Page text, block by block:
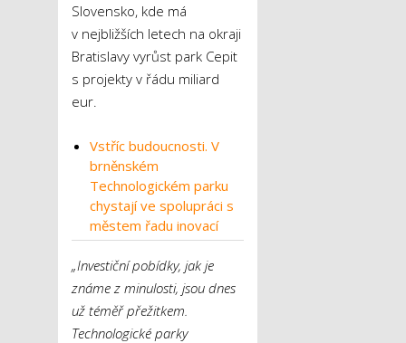
Slovensko, kde má
v nejbližších letech na okraji
Bratislavy vyrůst park Cepit
s projekty v řádu miliard
eur.
Vstříc budoucnosti. V
brněnském
Technologickém parku
chystají ve spolupráci s
městem řadu inovací
„Investiční pobídky, jak je
známe z minulosti, jsou dnes
už téměř přežitkem.
Technologické parky